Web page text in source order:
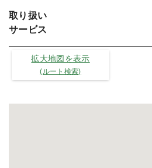
取り扱い
サービス
拡大地図を表示
(ルート検索)